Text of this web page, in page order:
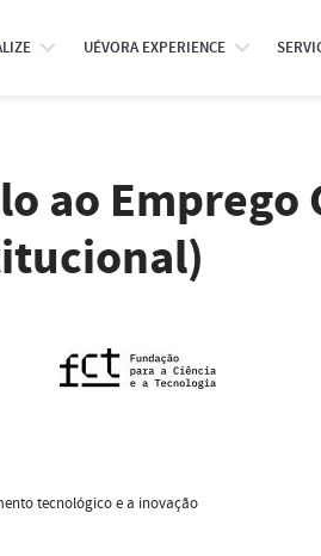
UÉVORA EXPERIENCE
ao
tecnológico e a inovação